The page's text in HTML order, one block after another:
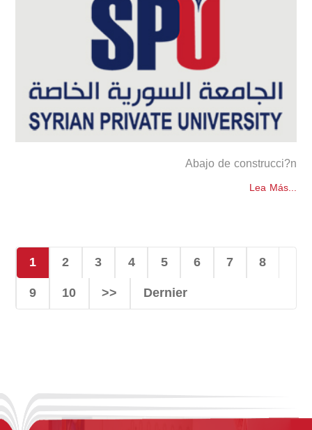
Abajo de construcci?n
Lea Más...
1 2 3 4 5 6 7
8
9
10 >> Dernier